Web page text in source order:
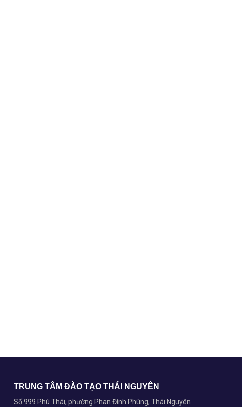
TRUNG TÂM ĐÀO TẠO THÁI NGUYÊN
Số 999 Phú Thái, phường Phan Đình Phùng, Thái Nguyên